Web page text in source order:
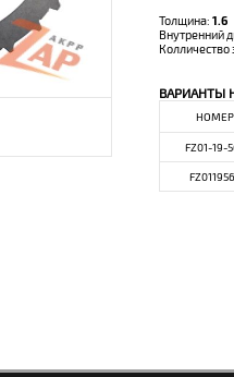
Толщина: 1.6
Внутренний
Колличество
ВАРИАНТЫ
НОМЕР
FZ01-19-